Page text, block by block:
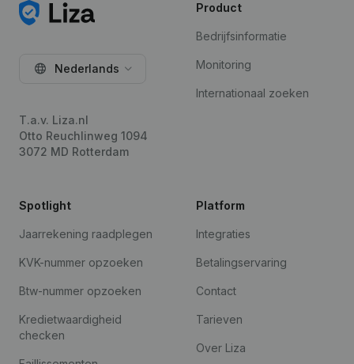
Nederlands
T.a.v. Liza.nl
Otto Reuchlinweg 1094
3072 MD Rotterdam
Product
Bedrijfsinformatie
Monitoring
Internationaal zoeken
Spotlight
Jaarrekening raadplegen
KVK-nummer opzoeken
Btw-nummer opzoeken
Kredietwaardigheid
checken
Platform
Integraties
Betalingservaring
Contact
Tarieven
Over Liza